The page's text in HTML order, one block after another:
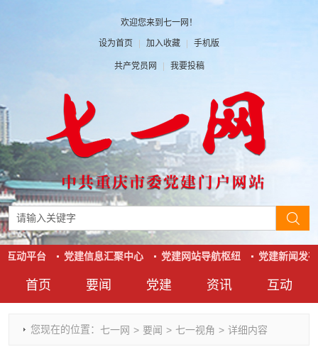
欢迎您来到七一网！
设为首页 | 加入收藏 | 手机版
共产党员网 | 我要投稿
首页 要闻
时政要闻
党建
党建动态
资讯
热点关注
互动
红岩评论
互动平台 党建信息汇聚中心 党建网站导航枢纽 党建新闻发布
您现在的位置： 七一网 > 要闻 > 七一视角 > 详细内容